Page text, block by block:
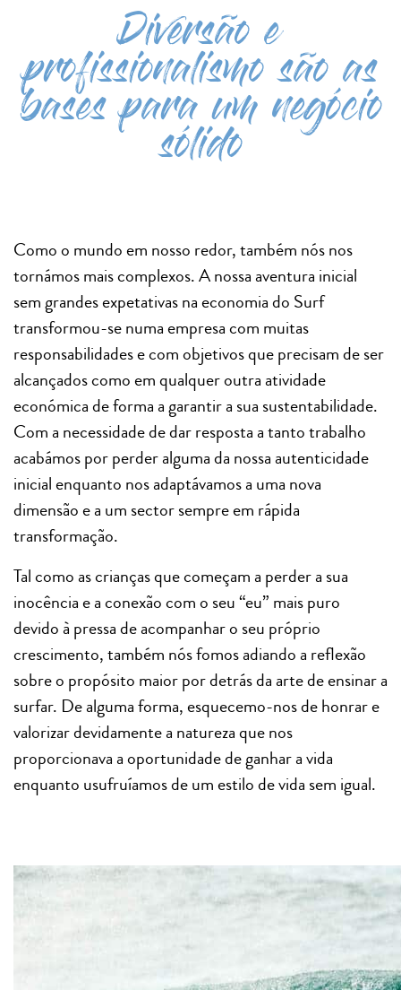
Diversão e
profissionalismo são as
bases para um negócio
sólido
Como o mundo em nosso redor, também nós nos
tornámos mais complexos. A nossa aventura inicial
sem grandes expetativas na economia do Surf
transformou-se numa empresa com muitas
responsabilidades e com objetivos que precisam de ser
alcançados como em qualquer outra atividade
económica de forma a garantir a sua sustentabilidade.
Com a necessidade de dar resposta a tanto trabalho
acabámos por perder alguma da nossa autenticidade
inicial enquanto nos adaptávamos a uma nova
dimensão e a um sector sempre em rápida
transformação.
Tal como as crianças que começam a perder a sua
inocência e a conexão com o seu “eu” mais puro
devido à pressa de acompanhar o seu próprio
crescimento, também nós fomos adiando a reflexão
sobre o propósito maior por detrás da arte de ensinar a
surfar. De alguma forma, esquecemo-nos de honrar e
valorizar devidamente a natureza que nos
proporcionava a oportunidade de ganhar a vida
enquanto usufruíamos de um estilo de vida sem igual.